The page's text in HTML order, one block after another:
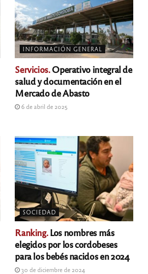
INFORMACIÓN GENERAL
Servicios.Operativo integral de
salud y documentación en el
Mercado de Abasto
6 de abril de 2025
SOCIEDAD
Ranking.Los nombres más
elegidos por los cordobeses
para los bebés nacidos en 2024
30 de diciembre de 2024